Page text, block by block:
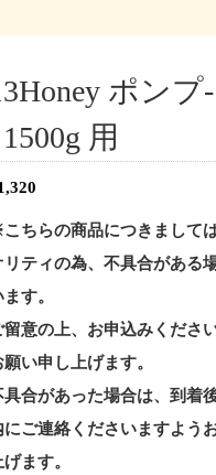
ポンプ
用
ちらの商品につきまして
リティの為、不具合がある
ます。
留意の上、お申込みくださ
願い申し上げます。
具合があった場合は、到着
にご連絡くださいますよう
げます。